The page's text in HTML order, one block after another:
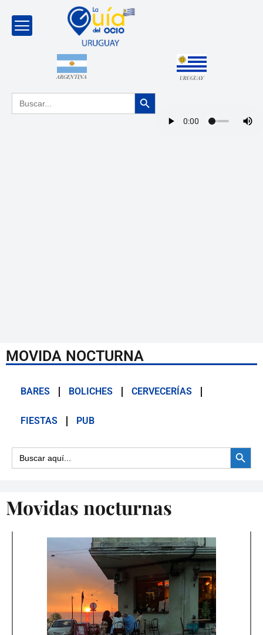
ARGENTINA URUGUAY
Buscar: Botón de búsqueda
MOVIDA NOCTURNA
BARES BOLICHES CERVECERÍAS
FIESTAS PUB
Buscar: Botón
Movidas nocturnas